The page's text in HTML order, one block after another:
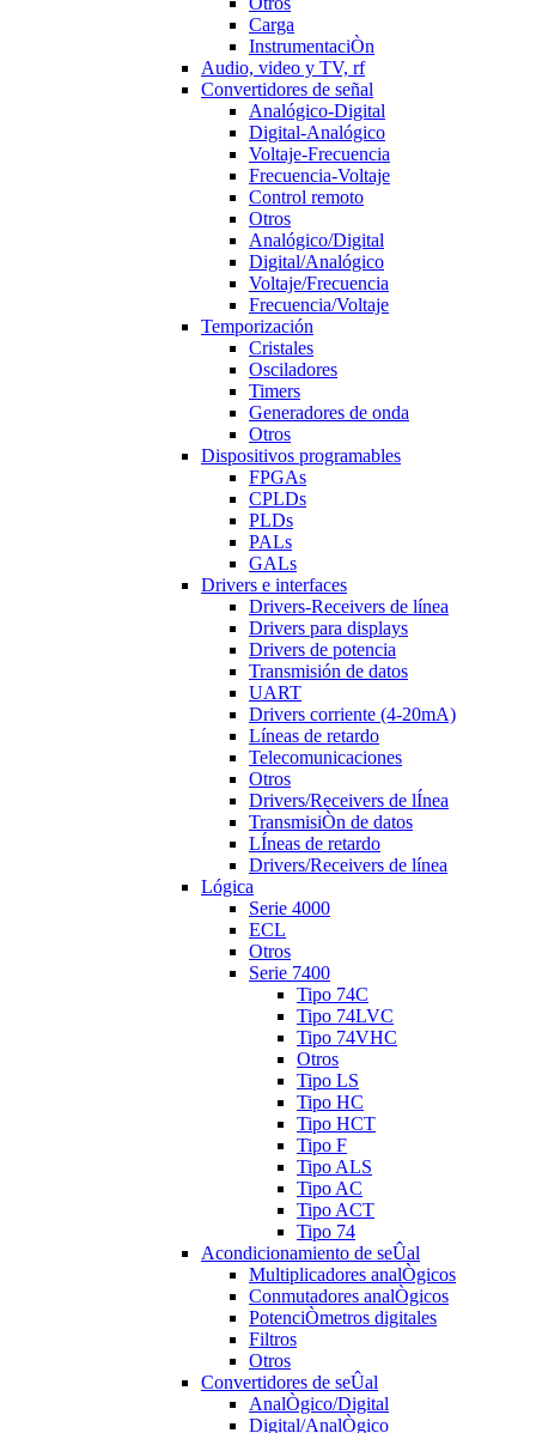
Carga
InstrumentaciÒn
Audio, video y TV, rf
Convertidores de señal
Analógico-Digital
Digital-Analógico
Voltaje-Frecuencia
Frecuencia-Voltaje
Control remoto
Otros
Analógico/Digital
Digital/Analógico
Voltaje/Frecuencia
Frecuencia/Voltaje
Temporización
Cristales
Osciladores
Timers
Generadores de onda
Otros
Dispositivos programables
FPGAs
CPLDs
PLDs
PALs
GALs
Drivers e interfaces
Drivers-Receivers de línea
Drivers para displays
Drivers de potencia
Transmisión de datos
UART
Drivers corriente (4-20mA)
Líneas de retardo
Telecomunicaciones
Otros
Drivers/Receivers de lÍnea
TransmisiÒn de datos
LÍneas de retardo
Drivers/Receivers de línea
Lógica
Serie 4000
ECL
Otros
Serie 7400
Tipo 74C
Tipo 74LVC
Tipo 74VHC
Otros
Tipo LS
Tipo HC
Tipo HCT
Tipo F
Tipo ALS
Tipo AC
Tipo ACT
Tipo 74
Acondicionamiento de seÛal
Multiplicadores analÒgicos
Conmutadores analÒgicos
PotenciÒmetros digitales
Filtros
Otros
Convertidores de seÛal
AnalÒgico/Digital
Digital/AnalÒgico